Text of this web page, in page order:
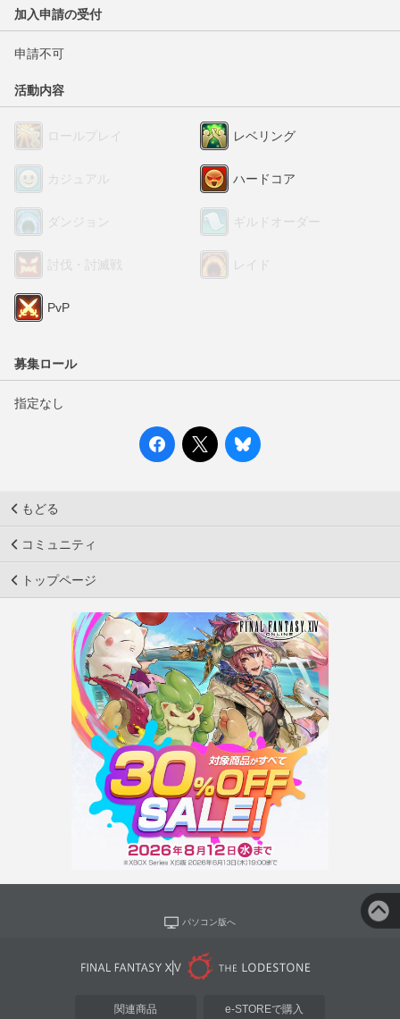
加入申請の受付
申請不可
活動内容
ロールプレイ レベリング
カジュアル ハードコア
ダンジョン ギルドオーダー
討伐・討滅戦 レイド
PvP
募集ロール
指定なし
もどる
コミュニティ
トップページ
パソコン版へ
関連商品 e-STOREで購入